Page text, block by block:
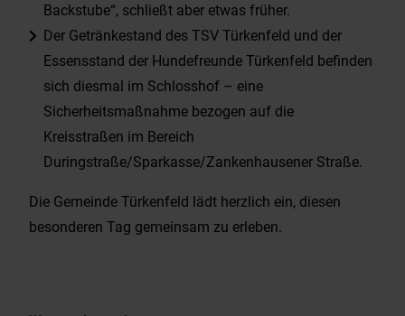
Backstube“, schließt aber etwas früher.
Der Getränkestand des TSV Türkenfeld und der
Essensstand der Hundefreunde Türkenfeld befinden
sich diesmal im Schlosshof – eine
Sicherheitsmaßnahme bezogen auf die
Kreisstraßen im Bereich
Duringstraße/Sparkasse/Zankenhausener Straße.
Die Gemeinde Türkenfeld lädt herzlich ein, diesen
besonderen Tag gemeinsam zu erleben.